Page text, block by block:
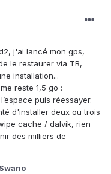
j'ai lancé mon gps,
le restaurer via TB,
installation...
reste 1,5 go :
puis réessayer.
d'installer deux ou trois
cache / dalvik, rien
des milliers de